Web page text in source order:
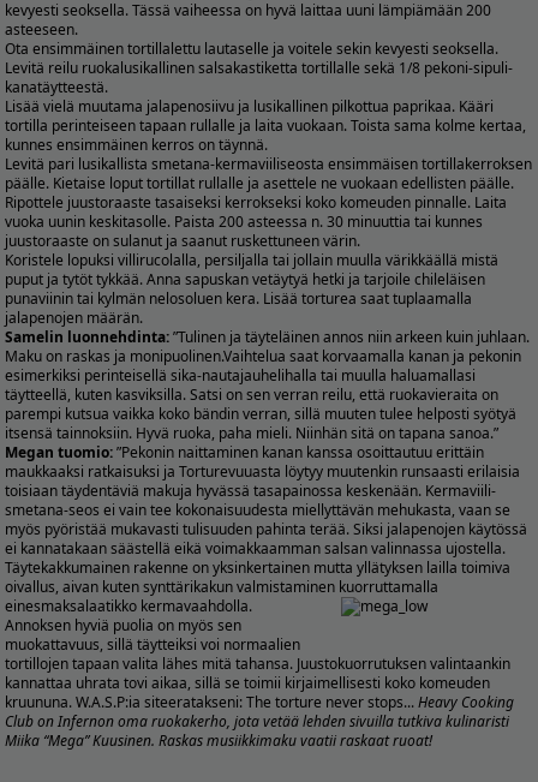
kevyesti seoksella. Tässä vaiheessa on hyvä laittaa uuni lämpiämään 200
asteeseen.
Ota ensimmäinen tortillalettu lautaselle ja voitele sekin kevyesti seoksella.
Levitä reilu ruokalusikallinen salsakastiketta tortillalle sekä 1/8 pekoni-sipuli-
kanatäytteestä.
Lisää vielä muutama jalapenosiivu ja lusikallinen pilkottua paprikaa. Kääri
tortilla perinteiseen tapaan rullalle ja laita vuokaan. Toista sama kolme kertaa,
kunnes ensimmäinen kerros on täynnä.
Levitä pari lusikallista smetana-kermaviiliseosta ensimmäisen tortillakerroksen
päälle. Kietaise loput tortillat rullalle ja asettele ne vuokaan edellisten päälle.
Ripottele juustoraaste tasaiseksi kerrokseksi koko komeuden pinnalle. Laita
vuoka uunin keskitasolle. Paista 200 asteessa n. 30 minuuttia tai kunnes
juustoraaste on sulanut ja saanut ruskettuneen värin.
Koristele lopuksi villirucolalla, persiljalla tai jollain muulla värikkäällä mistä
puput ja tytöt tykkää. Anna sapuskan vetäytyä hetki ja tarjoile chileläisen
punaviinin tai kylmän nelosoluen kera. Lisää torturea saat tuplaamalla
jalapenojen määrän.
Samelin luonnehdinta:”Tulinen ja täyteläinen annos niin arkeen kuin juhlaan.
Maku on raskas ja monipuolinen.Vaihtelua saat korvaamalla kanan ja pekonin
esimerkiksi perinteisellä sika-nautajauhelihalla tai muulla haluamallasi
täytteellä, kuten kasviksilla. Satsi on sen verran reilu, että ruokavieraita on
parempi kutsua vaikka koko bändin verran, sillä muuten tulee helposti syötyä
itsensä tainnoksiin. Hyvä ruoka, paha mieli. Niinhän sitä on tapana sanoa.”
Megan tuomio:”Pekonin naittaminen kanan kanssa osoittautuu erittäin
maukkaaksi ratkaisuksi ja Torturevuuasta löytyy muutenkin runsaasti erilaisia
toisiaan täydentäviä makuja hyvässä tasapainossa keskenään. Kermaviili-
smetana-seos ei vain tee kokonaisuudesta miellyttävän mehukasta, vaan se
myös pyöristää mukavasti tulisuuden pahinta terää. Siksi jalapenojen käytössä
ei kannatakaan säästellä eikä voimakkaamman salsan valinnassa ujostella.
Täytekakkumainen rakenne on yksinkertainen mutta yllätyksen lailla toimiva
oivallus, aivan kuten synttärikakun valmistaminen kuorruttamalla
einesmaksalaatikko kermavaahdolla.
Annoksen hyviä puolia on myös sen
muokattavuus, sillä täytteiksi voi normaalien
tortillojen tapaan valita lähes mitä tahansa. Juustokuorrutuksen valintaankin
kannattaa uhrata tovi aikaa, sillä se toimii kirjaimellisesti koko komeuden
kruununa. W.A.S.P:ia siteeratakseni: The torture never stops...Heavy Cooking
Club on Infernon oma ruokakerho, jota vetää lehden sivuilla tutkiva kulinaristi
Miika “Mega” Kuusinen. Raskas musiikkimaku vaatii raskaat ruoat!